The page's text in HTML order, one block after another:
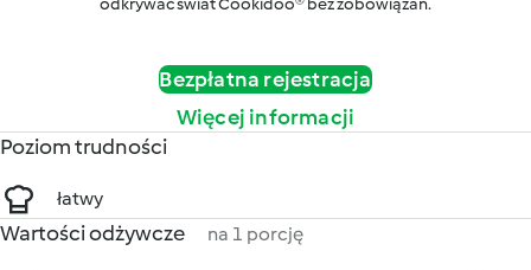
odkrywać świat Cookidoo® bez zobowiązań.
Bezpłatna rejestracja
Więcej informacji
Poziom trudności
łatwy
Wartości odżywcze na 1 porcję